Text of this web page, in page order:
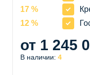
17 %
12 %
от 1 245
В наличии: 4